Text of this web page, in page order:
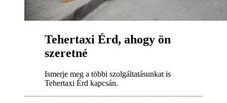
Tehertaxi Érd, ahogy ön
szeretné
Ismerje meg a többi szolgáltatásunkat is
Tehertaxi Érd kapcsán.